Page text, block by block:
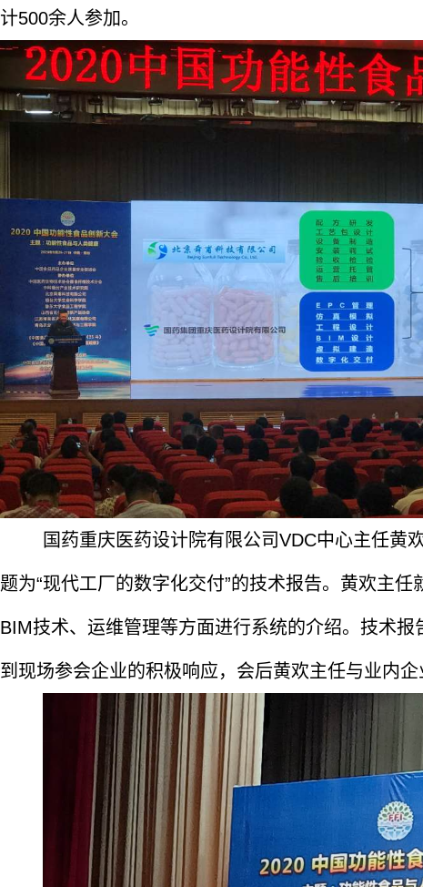
计500余人参加。
国药重庆医药设计院有限公司VDC中心主任黄
题为“现代工厂的数字化交付”的技术报告。黄欢主
BIM技术、运维管理等方面进行系统的介绍。技术
到现场参会企业的积极响应，会后黄欢主任与业内